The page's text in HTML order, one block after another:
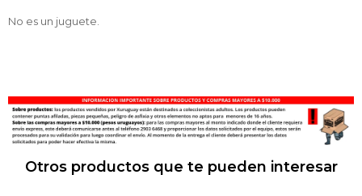
No es un juguete.
Otros productos que te pueden interesar